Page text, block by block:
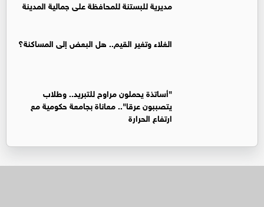
مديرية للبستنة للمحافظة على جمالية المدينة
الغلاء وتغير القيم.. هل البعض إلى المساكنة؟
"أساتذة يحملون مراوح للتبريد.. وطلاب
يتصببون عرقا".. معاناة بجامعة حكومية مع
ارتفاع الحرارة